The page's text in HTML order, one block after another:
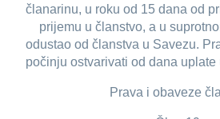
članarinu, u roku od 15 dana od
prijemu u članstvo, a u
odustao od članstva u Savezu.
počinju ostvarivati od dana
Prava i obaveze